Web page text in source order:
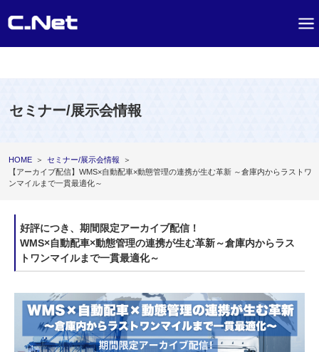
セミナー/展示会情報
HOME ＞ セミナー/展示会情報
＞
【アーカイブ配信】WMS×自動配車×動態管理の連携が生む革新 ～倉庫内からラストワ
ンマイルまで一貫最適化～
好評につき、期間限定アーカイブ配信！
WMS×自動配車×動態管理の連携が生む革新～倉庫内からラス
トワンマイルまで一貫最適化～